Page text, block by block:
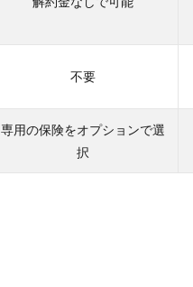
不要
専用の保険をオプションで選
択